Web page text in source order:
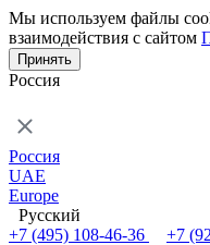
Мы используем файлы
взаимодействия с сайтом
Принять
Россия
Россия
UAE
Europe
Русский
+7 (495) 108-46-36
+7